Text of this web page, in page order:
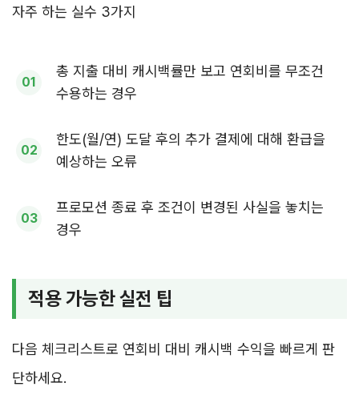
자주 하는 실수 3가지
총 지출 대비 캐시백률만 보고 연회비를 무조건
수용하는 경우
한도(월/연) 도달 후의 추가 결제에 대해 환급을
예상하는 오류
프로모션 종료 후 조건이 변경된 사실을 놓치는
경우
적용 가능한 실전 팁
다음 체크리스트로 연회비 대비 캐시백 수익을 빠르게 판
단하세요.